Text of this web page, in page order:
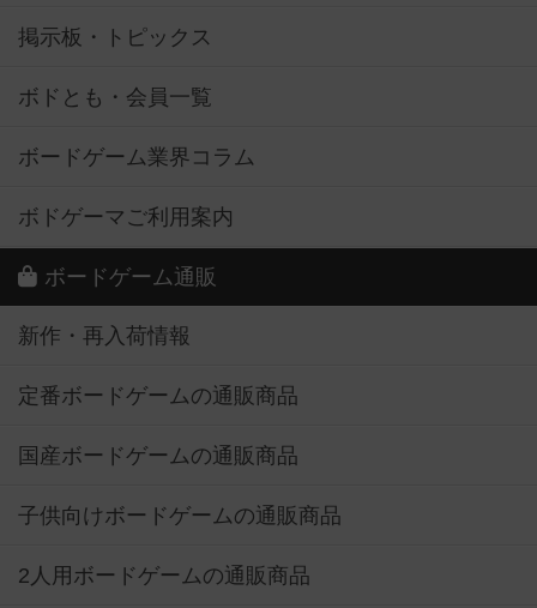
掲示板・トピックス
ボドとも・会員一覧
ボードゲーム業界コラム
ボドゲーマご利用案内
ボードゲーム通販
新作・再入荷情報
定番ボードゲームの通販商品
国産ボードゲームの通販商品
子供向けボードゲームの通販商品
2人用ボードゲームの通販商品